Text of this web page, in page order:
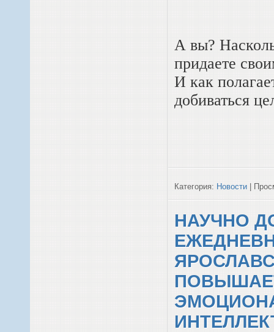
А вы?
придаете
И как
добиваться
Категория: Новости |
НАУЧНО